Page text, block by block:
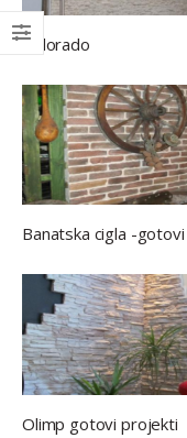
Kolorado
Olimp gotovi projekti